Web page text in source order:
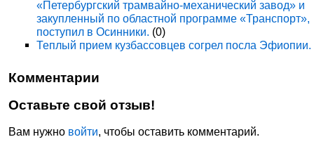
«Петербургский трамвайно-механический завод» и
закупленный по областной программе «Транспорт»,
поступил в Осинники. (0)
Теплый прием кузбассовцев согрел посла Эфиопии.
Комментарии
Оставьте свой отзыв!
Вам нужно войти, чтобы оставить комментарий.